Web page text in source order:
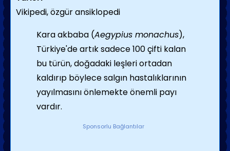
Vikipedi, özgür ansiklopedi
Kara akbaba (Aegypius monachus),
Türkiye'de artık sadece 100 çifti kalan
bu türün, doğadaki leşleri ortadan
kaldırıp böylece salgın hastalıklarının
yayılmasını önlemekte önemli payı
vardır.
Sponsorlu Bağlantılar